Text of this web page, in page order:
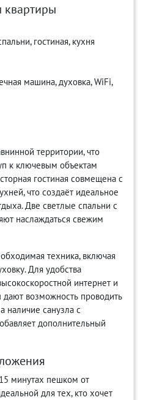
гостиная, кухня
машина, духовка, WiFi,
территории, что
к ключевым объектам
гостиная совмещена с
что создаёт идеальное
Две светлые спальни с
наслаждаться свежим
техника, включая
Для удобства
интернет и
дают возможность проводить
наличие санузла с
дополнительный
минутах пешком от
для тех, кто хочет